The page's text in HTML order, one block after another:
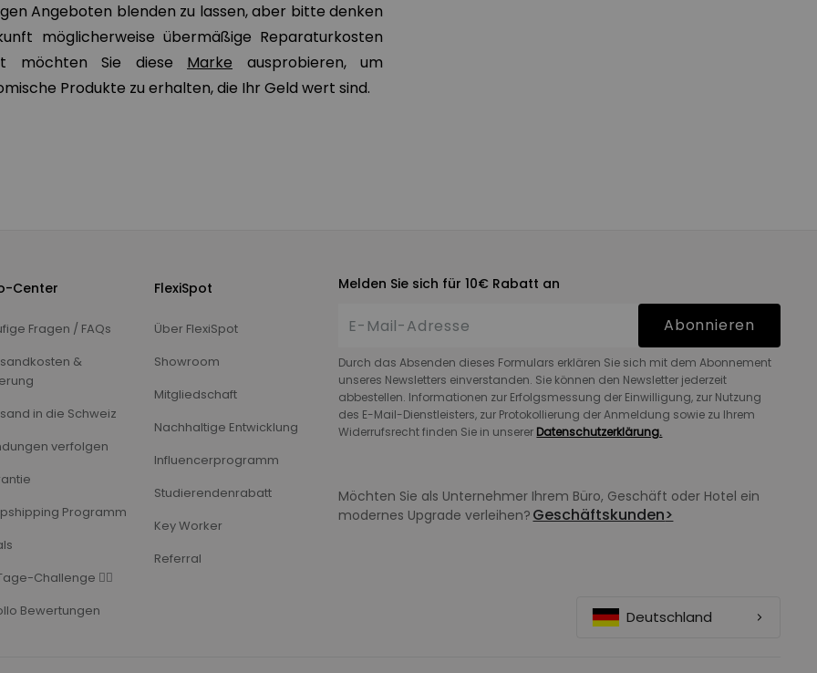
Angeboten blenden zu lassen, aber bitte denken
möglicherweise übermäßige Reparaturkosten
möchten Sie diese Marke ausprobieren, um
Produkte zu erhalten, die Ihr Geld wert sind.
Center
Fragen / FAQs
&
in die Schweiz
verfolgen
Programm
Challenge 🏃‍♂️
Bewertungen
FlexiSpot
Über FlexiSpot
Showroom
Mitgliedschaft
Nachhaltige Entwicklung
Influencerprogramm
Studierendenrabatt
Key Worker
Referral
Melden Sie sich für 10€ Rabatt an
Abonnieren
Durch das Absenden dieses Formulars erklären Sie sich mit dem Abonnement
unseres Newsletters einverstanden. Sie können den Newsletter jederzeit
abbestellen. Informationen zur Erfolgsmessung der Einwilligung, zur Nutzung
des E-Mail-Dienstleisters, zur Protokollierung der Anmeldung sowie zu Ihrem
Widerrufsrecht finden Sie in unserer Datenschutzerklärung.
Möchten Sie als Unternehmer Ihrem Büro, Geschäft oder Hotel ein
modernes Upgrade verleihen? Geschäftskunden>
Deutschland